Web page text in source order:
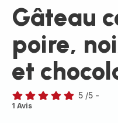
Gâteau
poire,
et
Avis
5 /5 -
1 Avis